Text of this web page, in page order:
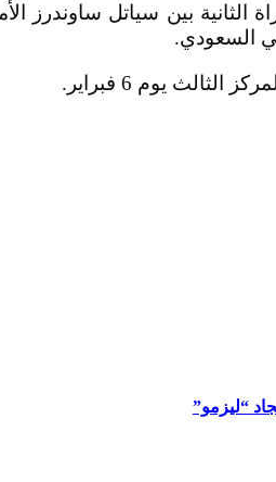
بين سياتل ساوندرز
السعودي.
“ليزمو”